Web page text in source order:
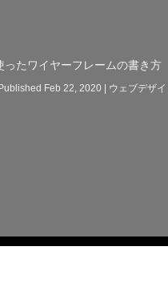
ったワイヤーフレームの書き方
Feb 22, 2020
ウェブデザイ